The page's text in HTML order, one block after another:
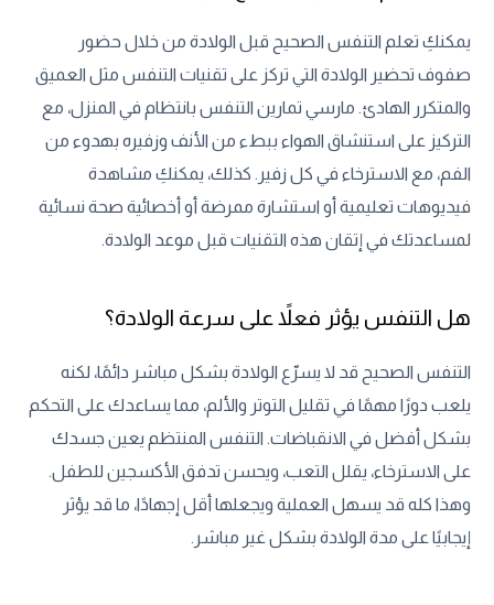
يمكنكِ تعلم التنفس الصحيح قبل الولادة من خلال حضور
صفوف تحضير الولادة التي تركز على تقنيات التنفس مثل العميق
والمتكرر الهادئ. مارسي تمارين التنفس بانتظام في المنزل، مع
التركيز على استنشاق الهواء ببطء من الأنف وزفيره بهدوء من
الفم، مع الاسترخاء في كل زفير. كذلك، يمكنكِ مشاهدة
فيديوهات تعليمية أو استشارة ممرضة أو أخصائية صحة نسائية
لمساعدتك في إتقان هذه التقنيات قبل موعد الولادة.
هل التنفس يؤثر فعلاً على سرعة الولادة؟
التنفس الصحيح قد لا يسرّع الولادة بشكل مباشر دائمًا، لكنه
يلعب دورًا مهمًا في تقليل التوتر والألم، مما يساعدك على التحكم
بشكل أفضل في الانقباضات. التنفس المنتظم يعين جسدك
على الاسترخاء، يقلل التعب، ويحسن تدفق الأكسجين للطفل.
وهذا كله قد يسهل العملية ويجعلها أقل إجهادًا، ما قد يؤثر
إيجابيًا على مدة الولادة بشكل غير مباشر.